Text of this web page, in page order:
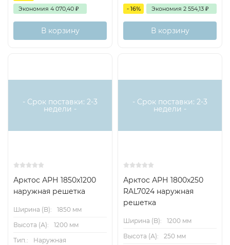
Экономия 4 070,40 ₽
В корзину
- 16% Экономия 2 554,13 ₽
В корзину
- Срок поставки: 2-3
недели -
Арктос АРН 1850x1200
наружная решетка
Ширина (B):
1850 мм
Высота (А):
1200 мм
Тип.:
Наружная
- Срок поставки: 2-3
недели -
Арктос АРН 1800x250
RAL7024 наружная
решетка
Ширина (B):
1200 мм
Высота (А):
250 мм